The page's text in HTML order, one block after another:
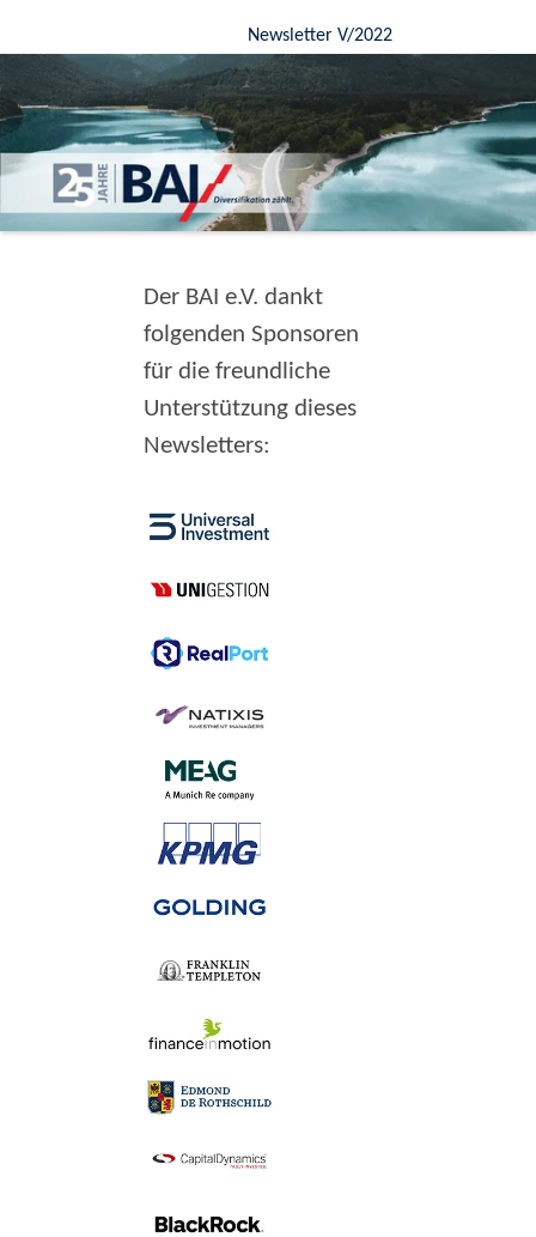
Newsletter V/2022
Der BAI e.V. dankt
folgenden Sponsoren
für die freundliche
Unterstützung dieses
Newsletters: